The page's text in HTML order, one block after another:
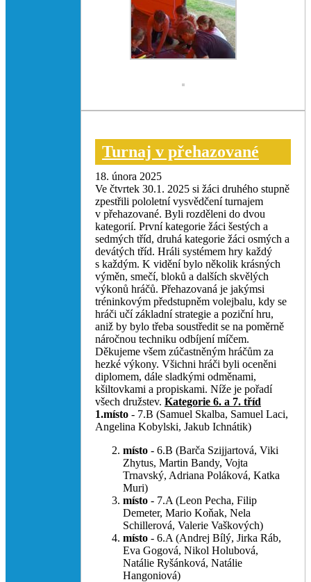
Turnaj v přehazované
18. února 2025
Ve čtvrtek 30.1. 2025 si žáci druhého stupně
zpestřili pololetní vysvědčení turnajem
v přehazované. Byli rozděleni do dvou
kategorií. První kategorie žáci šestých a
sedmých tříd, druhá kategorie žáci osmých a
devátých tříd. Hráli systémem hry každý
s každým. K vidění bylo několik krásných
výměn, smečí, bloků a dalších skvělých
výkonů hráčů. Přehazovaná je jakýmsi
tréninkovým předstupněm volejbalu, kdy se
hráči učí základní strategie a poziční hru,
aniž by bylo třeba soustředit se na poměrně
náročnou techniku odbíjení míčem.
Děkujeme všem zúčastněným hráčům za
hezké výkony. Všichni hráči byli oceněni
diplomem, dále sladkými odměnami,
kšiltovkami a propiskami. Níže je pořadí
všech družstev. Kategorie 6. a 7. tříd
1.místo - 7.B (Samuel Skalba, Samuel Laci,
Angelina Kobylski, Jakub Ichnátik)
místo - 6.B (Barča Szijjartová, Viki
Zhytus, Martin Bandy, Vojta
Trnavský, Adriana Poláková, Katka
Muri)
místo - 7.A (Leon Pecha, Filip
Demeter, Mario Koňak, Nela
Schillerová, Valerie Vaškových)
místo - 6.A (Andrej Bílý, Jirka Ráb,
Eva Gogová, Nikol Holubová,
Natálie Ryšánková, Natálie
Hangoniová)